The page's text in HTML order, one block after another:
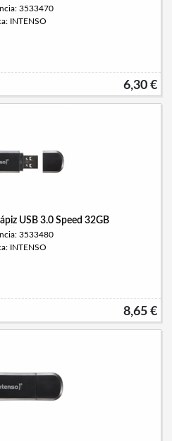
3533470
INTENSO
6,30 €
USB 3.0 Speed 32GB
3533480
INTENSO
8,65 €